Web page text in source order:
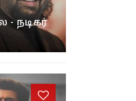
- நடிகர்